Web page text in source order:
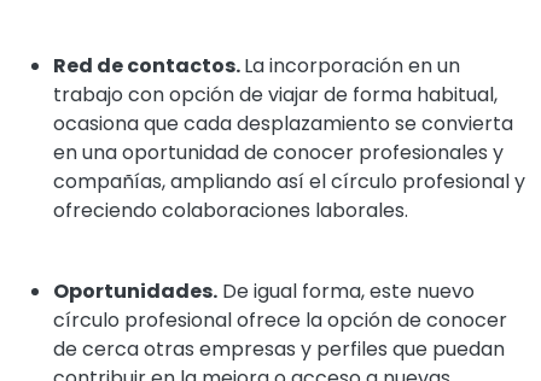
Red de contactos.La incorporación en un
trabajo con opción de viajar de forma habitual,
ocasiona que cada desplazamiento se convierta
en una oportunidad de conocer profesionales y
compañías, ampliando así el círculo profesional y
ofreciendo colaboraciones laborales.
Oportunidades. De igual forma, este nuevo
círculo profesional ofrece la opción de conocer
de cerca otras empresas y perfiles que puedan